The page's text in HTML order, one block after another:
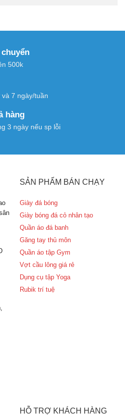
500k
7 ngày/tuần
hàng
3 ngày nếu sp lỗi
SẢN PHẨM BÁN CHẠY
Giày đá bóng
Giày bóng đá cỏ nhân tạo
Quần áo đá banh
Găng tay thủ môn
Quần áo tập Gym
Vợt cầu lông giá rẻ
Dụng cụ tập Yoga
Rubik trí tuệ
HỖ TRỢ KHÁCH HÀNG